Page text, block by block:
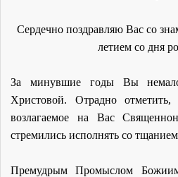
Сердечно поздравляю Вас со
летием со дня
За минувшие годы Вы
Христовой. Отрадно
возлагаемое на Вас
стремились исполнять со
Премудрым Промыслом